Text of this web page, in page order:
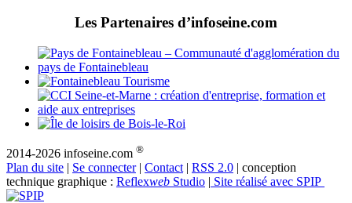
Les Partenaires d’infoseine.com
2014-2026 infoseine.com ®
Plan du site | Se connecter| Contact | RSS 2.0 | conception
technique graphique : Reflexweb Studio | Site réalisé avec SPIP